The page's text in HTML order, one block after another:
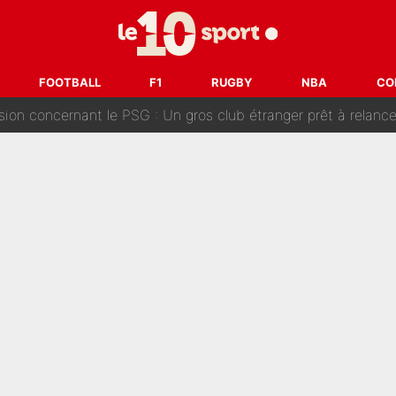
FOOTBALL F1 RUGBY NBA
en 2027 ? L'IA prédit déjà les deux joueurs qui
90 % des Français» : Voilà combien touchait Nelson Monfort sur
le PSG : Un gros club étranger prêt à relancer le feuilleton pour